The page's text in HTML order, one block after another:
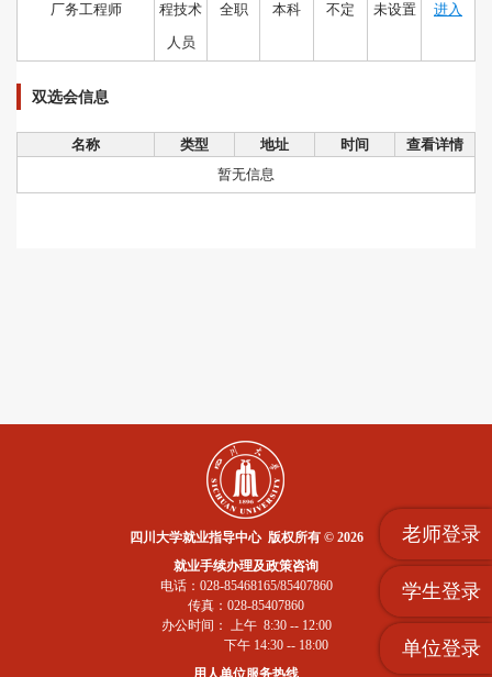
老师登录
学生登录
单位登录
厂务工程师
程技术
人员
全职 本科 不定 未设置 进入
双选会信息
名称 类型 地址 时间
查看详情
暂无信息
四川大学就业指导中心 版权所有 © 2026
就业手续办理及政策咨询
电话：028-85468165/85407860
传真：028-85407860
办公时间： 上午 8:30 -- 12:00
下午 14:30 -- 18:00
用人单位服务热线